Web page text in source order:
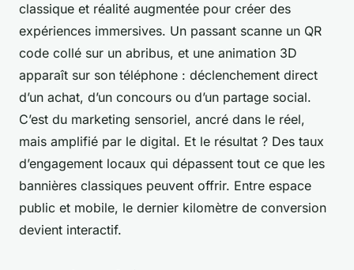
classique et réalité augmentée pour créer des
expériences immersives. Un passant scanne un QR
code collé sur un abribus, et une animation 3D
apparaît sur son téléphone : déclenchement direct
d’un achat, d’un concours ou d’un partage social.
C’est du marketing sensoriel, ancré dans le réel,
mais amplifié par le digital. Et le résultat ? Des taux
d’engagement locaux qui dépassent tout ce que les
bannières classiques peuvent offrir. Entre espace
public et mobile, le dernier kilomètre de conversion
devient interactif.